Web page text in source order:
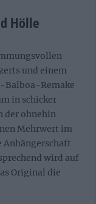
Hölle
und einem
Balboa-Remake
in schicker
der ohnehin
Mehrwert im
Anhängerschaft
wird auf
Original die